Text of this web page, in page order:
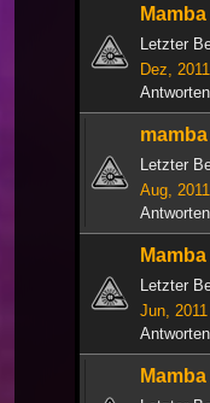
Letzter
Dez,
Letzter
Aug,
Letzter
Jun,